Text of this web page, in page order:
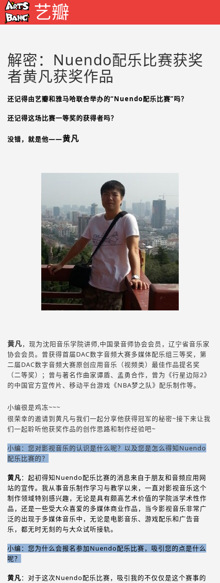
艺瓣
解密：Nuendo配乐比赛获奖
者黄凡获奖作品
还记得由艺瓣和雅马哈联合举办的“Nuendo配乐比赛”吗？
还记得这场比赛一等奖的获得者吗？
没错，就是他——黄凡
黄凡，现为沈阳音乐学院讲师,中国录音师协会会员，辽宁省音乐家
协会会员。曾获得首届DAC数字音频大赛多媒体配乐组三等奖，第
二届DAC数字音频大赛原创应用音乐（视频类）最佳作品提名奖
（二等奖）；曾与著名作曲家谭盾、孟勇合作，曾为《行星边际2》
的中国官方宣传片、移动平台游戏《NBA梦之队》配乐制作等。
小编很是鸡冻~~~
很荣幸的邀请到黄凡与我们一起分享他获得冠军的秘密~接下来让我
们一起聆听他获奖作品的创作思路和制作经验吧~
小编：您对影视音乐的认识是什么呢？以及您是怎么得知Nuendo
配乐比赛的？
黄凡：起初得知Nuendo配乐比赛的消息来自于朋友和音频应用网
站的宣传。我从事音乐制作学习与教学以来，一直对影视音乐这个
制作领域特别感兴趣，无论是具有颇高艺术价值的学院派学术性作
品，还是一些受大众喜爱的多媒体商业作品，当今影视音乐非常广
泛的出现于多媒体音乐中，无论是电影音乐、游戏配乐和广告音
乐，都无时无刻的与大众试听接轨。
小编：您为什么会报名参加Nuendo配乐比赛，吸引您的点是什么
呢？
黄凡：对于这次Nuendo配乐比赛，吸引我的不仅仅是这个赛事的